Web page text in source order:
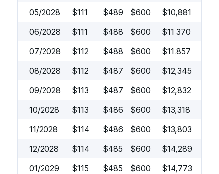
05/2028
$111 $489 $600 $10,881
06/2028
$111 $488 $600 $11,370
07/2028
$112 $488 $600 $11,857
08/2028
$112 $487 $600 $12,345
09/2028
$113 $487 $600 $12,832
10/2028
$113 $486 $600 $13,318
11/2028
$114 $486 $600 $13,803
12/2028
$114 $485 $600 $14,289
01/2029
$115 $485 $600 $14,773